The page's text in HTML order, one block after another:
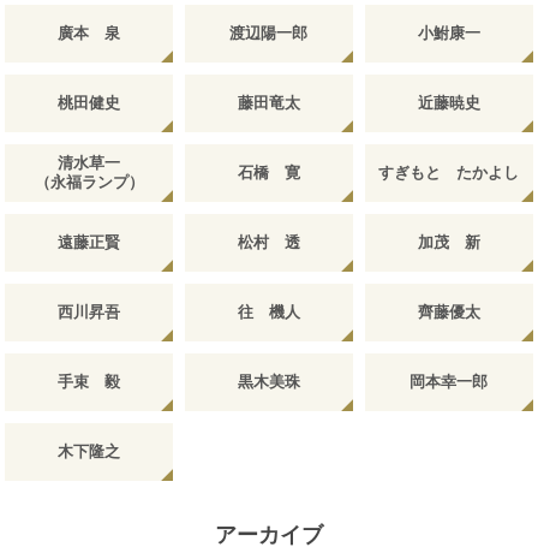
廣本 泉 渡辺陽一郎 小鮒康一
桃田健史 藤田竜太 近藤暁史
清水草一
（永福ランプ）
石橋 寛 すぎもと たかよし
遠藤正賢 松村 透 加茂 新
西川昇吾 往 機人 齊藤優太
手束 毅 黒木美珠 岡本幸一郎
木下隆之
アーカイブ